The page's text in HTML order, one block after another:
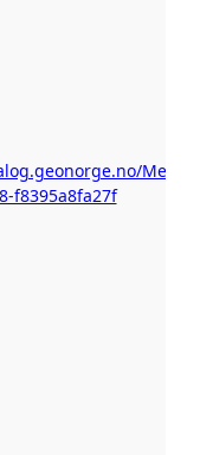
f8395a8fa27f